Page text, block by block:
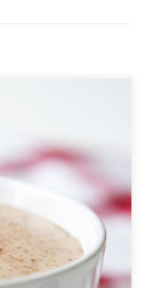
• 5 łyżek
• 1
• 1
2. Dobrze
Podawaj na